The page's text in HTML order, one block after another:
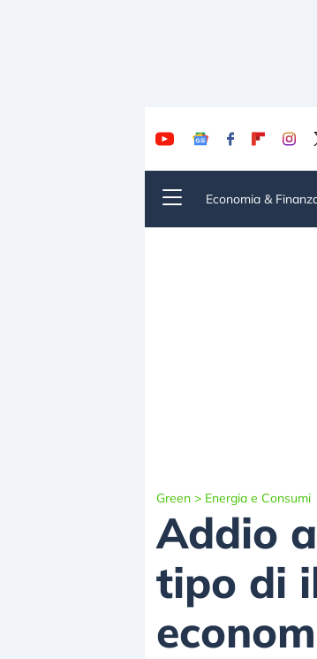
Economia &
Green > Energia e Consumi
Addio
tipo di